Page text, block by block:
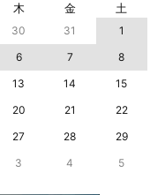
木 金 土
30 31
1
6 7
8
13 14
15
20 21
22
27 28
29
3 4 5